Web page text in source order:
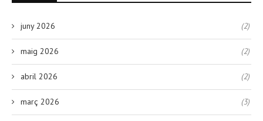
juny 2026 (2)
maig 2026 (2)
abril 2026 (2)
març 2026 (3)